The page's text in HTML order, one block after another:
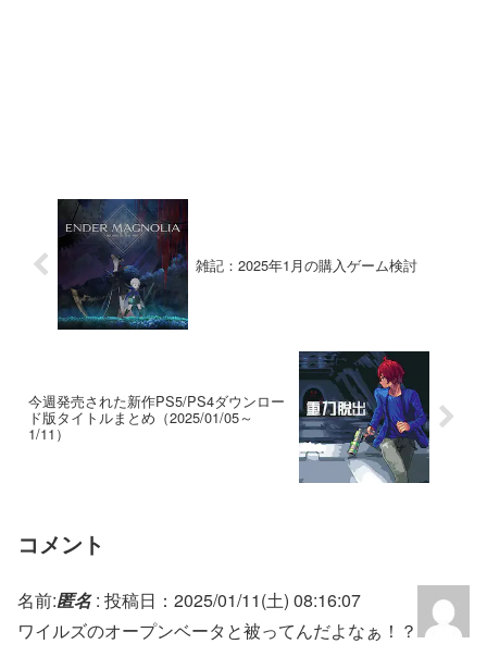
雑記：2025年1月の購入ゲーム検討
今週発売された新作PS5/PS4ダウンロー
ド版タイトルまとめ（2025/01/05～
1/11）
コメント
名前:匿名: 投稿日：2025/01/11(土) 08:16:07
ワイルズのオープンベータと被ってんだよなぁ！？